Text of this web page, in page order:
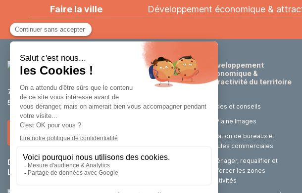
Faire la ville Développement économique &
75 rue de Tournai
59200 Tourcoing
Du lundi au jeudi :8h30 – 12h / 14h – 18h
Le vendredi :8h30 – 12h / 14h – 17h
Développement
économique &
attractivité du territoire
Etudes et conseils
La Plaine Images
Location de bureaux et
cellules commerciales
Aménager, requalifier et
renforcer les zones
d’activités